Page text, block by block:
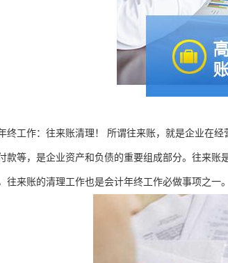
终工作：往来账清理！ 所谓往来账，就是企业在
款等，是企业资产和负债的重要组成部分。往来账
往来账的清理工作也是会计年终工作必做事项之一。